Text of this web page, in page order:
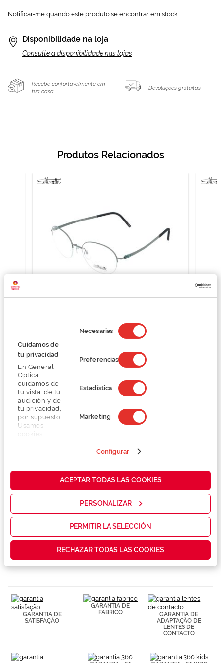
Cuidamos de
tu privacidad
En General
Optica
cuidamos de
tu vista, de tu
audición y de
tu privacidad,
por supuesto.
Usamos
propias y de
cómo mejorar
servicios y
las
que realmente
contenidos
personalizados
partir de tus
hábitos de
navegación
Puedes
consultar más
de
consentimiento
Necesarias
Preferencias
Estadística
Marketing
Configurar
ACEPTAR TODAS LAS COOKIES
PERSONALIZAR
PERMITIR LA SELECCIÓN
RECHAZAR TODAS LAS COOKIES
Notificar-me quando este produto se encontrar em stock
Disponibilidade na loja
Consulte a disponibilidade nas lojas
Recebe confortavelmente em
tua casa
Devoluções gratuitas
Produtos Relacionados
O preço inclui apenas a armação
322,50 €
Detalhes
Serviços exclusivos
GARANTIA DE
SATISFAÇÃO
GARANTIA DE
FABRICO
GARANTIA DE
ADAPTAÇÃO DE
LENTES DE
CONTACTO